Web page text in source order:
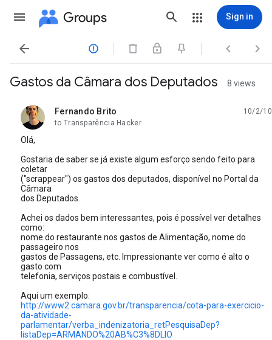
Groups Sign in
   
Gastos da Câmara dos Deputados 8 views
Fernando Brito
unread,
10/2/10
to Transparência Hacker
Olá,
Gostaria de saber se já existe algum esforço sendo feito para
coletar
("scrappear") os gastos dos deputados, disponível no Portal da
Câmara
dos Deputados.
Achei os dados bem interessantes, pois é possível ver detalhes
como:
nome do restaurante nos gastos de Alimentação, nome do
passageiro nos
gastos de Passagens, etc. Impressionante ver como é alto o
gasto com
telefonia, serviços postais e combustível.
Aqui um exemplo:
http://www2.camara.gov.br/transparencia/cota-para-exercicio-
da-atividade-
parlamentar/verba_indenizatoria_retPesquisaDep?
listaDep=ARMANDO%20AB%C3%8DLIO